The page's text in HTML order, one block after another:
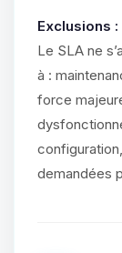
Exclusions :
Le SLA ne
à :
force
demandées